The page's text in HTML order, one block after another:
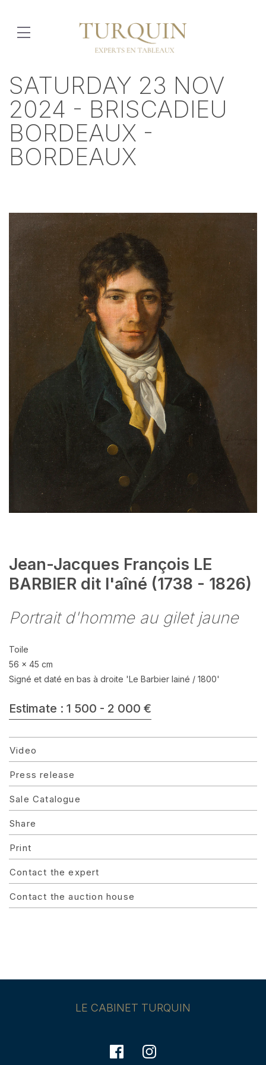
SATURDAY 23 NOV
2024 - BRISCADIEU
BORDEAUX -
BORDEAUX
Jean-Jacques François LE
BARBIER dit l'aîné (1738 - 1826)
Portrait d'homme au gilet jaune
Toile
56 x 45 cm
Signé et daté en bas à droite 'Le Barbier lainé / 1800'
Estimate : 1 500 - 2 000 €
Video
Press release
Sale Catalogue
Share
Print
Contact the expert
Contact the auction house
LE CABINET TURQUIN